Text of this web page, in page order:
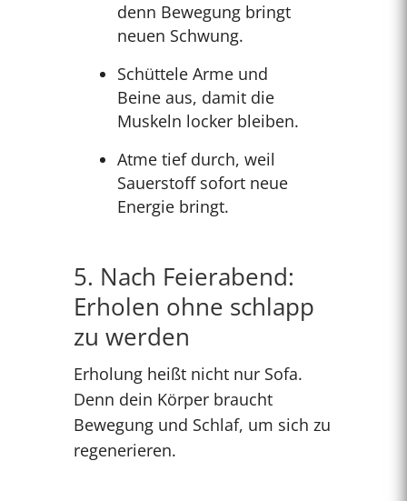
denn Bewegung bringt
neuen Schwung.
Schüttele Arme und
Beine aus, damit die
Muskeln locker bleiben.
Atme tief durch, weil
Sauerstoff sofort neue
Energie bringt.
5. Nach Feierabend:
Erholen ohne schlapp
zu werden
Erholung heißt nicht nur Sofa.
Denn dein Körper braucht
Bewegung und Schlaf, um sich zu
regenerieren.